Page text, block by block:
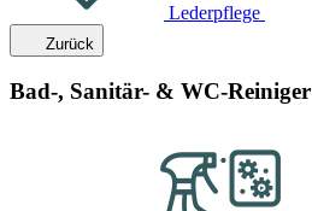
Lederpflege
Zurück
Bad-, Sanitär- & WC-Reiniger